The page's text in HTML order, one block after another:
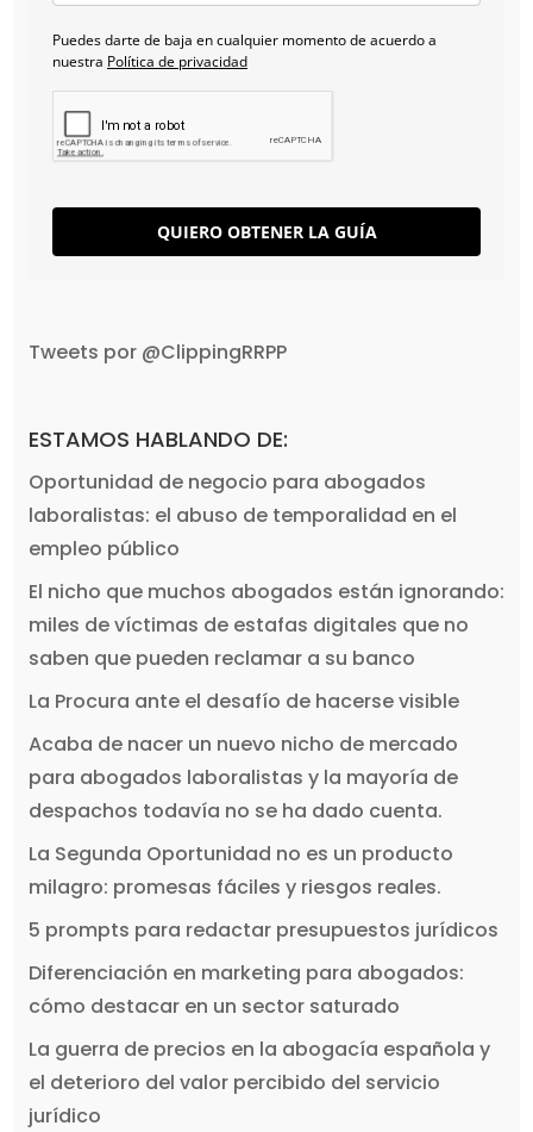
Puedes darte de baja en cualquier momento de acuerdo a
nuestra Política de privacidad
QUIERO OBTENER LA GUÍA
Tweets por @ClippingRRPP
ESTAMOS HABLANDO DE:
Oportunidad de negocio para abogados
laboralistas: el abuso de temporalidad en el
empleo público
El nicho que muchos abogados están ignorando:
miles de víctimas de estafas digitales que no
saben que pueden reclamar a su banco
La Procura ante el desafío de hacerse visible
Acaba de nacer un nuevo nicho de mercado
para abogados laboralistas y la mayoría de
despachos todavía no se ha dado cuenta.
La Segunda Oportunidad no es un producto
milagro: promesas fáciles y riesgos reales.
5 prompts para redactar presupuestos jurídicos
Diferenciación en marketing para abogados:
cómo destacar en un sector saturado
La guerra de precios en la abogacía española y
el deterioro del valor percibido del servicio
jurídico